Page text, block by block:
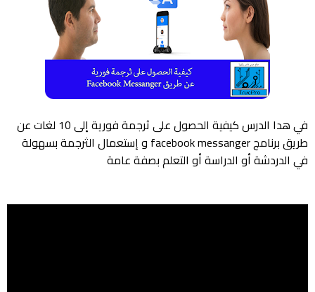
في هدا الدرس كيفية الحصول على ثرجمة فورية إلى 10 لغات عن
طريق برنامج facebook messanger و إستعمال الثرجمة بسهولة
في الدردشة أو الدراسة أو التعلم بصفة عامة